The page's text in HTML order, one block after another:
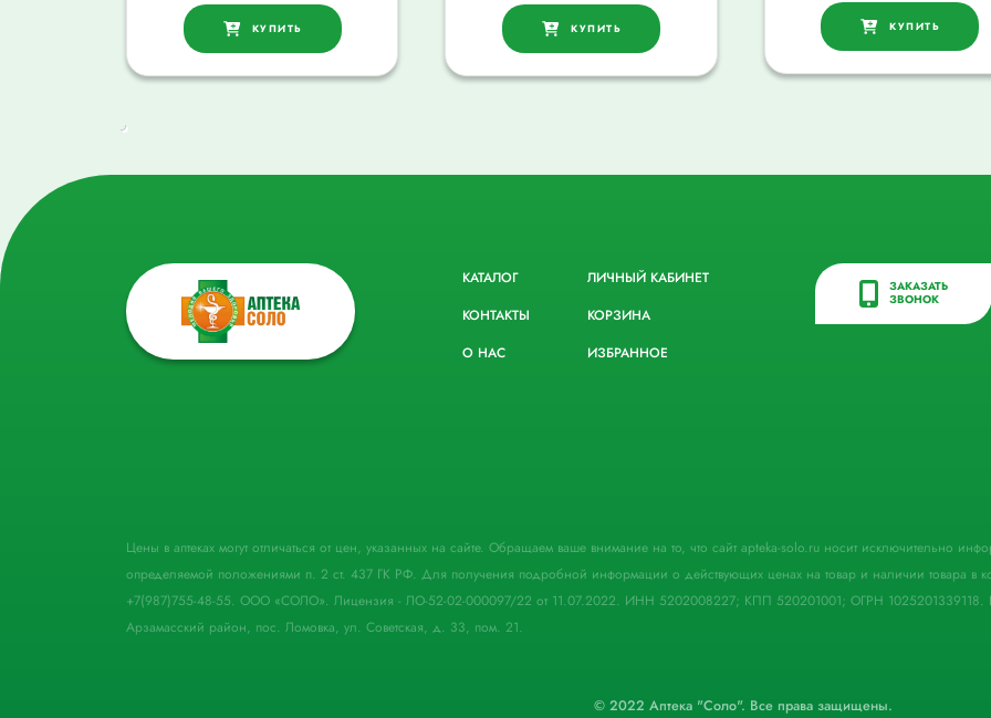
КУПИТЬ КУПИТЬ КУПИТЬ
КАТАЛОГ
КОНТАКТЫ
О НАС
ЛИЧНЫЙ КАБИНЕТ
КОРЗИНА
ИЗБРАННОЕ
ЗАКАЗАТЬ
ЗВОНОК
Цены в аптеках могут отличаться от цен, указанных на сайте. Обращаем ваше внимание на то, что сайт apteka-solo.ru носит исключительно
определяемой положениями п. 2 ст. 437 ГК РФ. Для получения подробной информации о действующих ценах на товар и наличии товара в
+7(987)755-48-55. ООО «СОЛО». Лицензия - ЛО-52-02-000097/22 от 11.07.2022. ИНН 5202008227; КПП 520201001; ОГРН 1025201339118.
Арзамасский район, пос. Ломовка, ул. Советская, д. 33, пом. 21.
© 2022 Аптека "Соло". Все права защищены.